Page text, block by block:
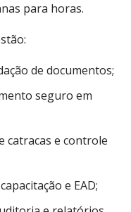
para horas.
de documentos;
seguro em
catracas e controle
e EAD;